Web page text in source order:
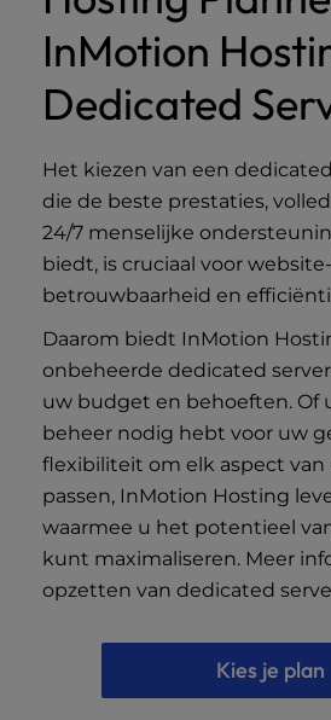
InMotion
Dedicated
Het kiezen van een
die de beste prestaties,
24/7 menselijke
biedt, is cruciaal voor
betrouwbaarheid en
Daarom biedt InMotion
onbeheerde dedicated
uw budget en behoeften. Of
beheer nodig hebt voor uw
flexibiliteit om elk aspect van
passen, InMotion Hosting
waarmee u het potentieel
kunt maximaliseren. Meer
opzetten van dedicated
Kies je plan